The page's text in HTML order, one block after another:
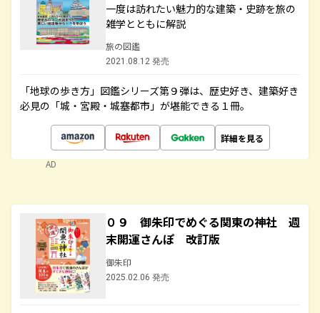
一度は訪れたい魅力的な建築・史跡を旅の
雑学とともに解説
旅の図鑑
2021.08.12 発売
「地球の歩き方」図鑑シリーズ第９弾は、歴史好き、建築好き
必見の「城・宮殿・城塞都市」が堪能できる１冊。
詳細を見る
AD
０９ 御朱印でめぐる関東の神社 週
末開運さんぽ 改訂版
御朱印
2025.02.06 発売